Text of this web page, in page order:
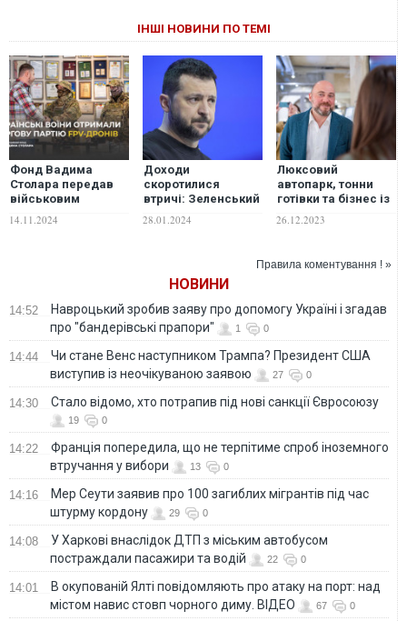
ІНШІ НОВИНИ ПО ТЕМІ
Фонд Вадима
Столара передав
військовим
FPV-дронів
14.11.2024
Доходи
скоротилися
втричі: Зеленський
декларації за два
28.01.2024
Люксовий
автопарк, тонни
готівки та бізнес із
показала
26.12.2023
Правила коментування ! »
НОВИНИ
14:52
Навроцький зробив заяву про допомогу Україні і згадав
про "бандерівські прапори"
1 0
14:44
Чи стане Венс наступником Трампа? Президент США
виступив із неочікуваною заявою
27 0
14:30 Стало відомо, хто потрапив під нові санкції Євросоюзу
19 0
14:22
Франція попередила, що не терпітиме спроб іноземного
втручання у вибори
13 0
14:16
Мер Сеути заявив про 100 загиблих мігрантів під час
штурму кордону
29 0
14:08
У Харкові внаслідок ДТП з міським автобусом
постраждали пасажири та водій
22 0
14:01
В окупованій Ялті повідомляють про атаку на порт: над
містом навис стовп чорного диму. ВІДЕО
67 0